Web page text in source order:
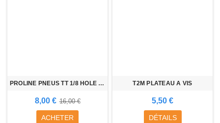
PROLINE PNEUS TT 1/8 HOLE SHOT
8,00 € 16,00 €
ACHETER
T2M PLATEAU A VIS
5,50 €
DÉTAILS